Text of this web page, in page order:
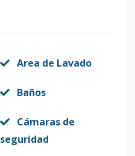
Area de Lavado
Baños
Cámaras de
seguridad